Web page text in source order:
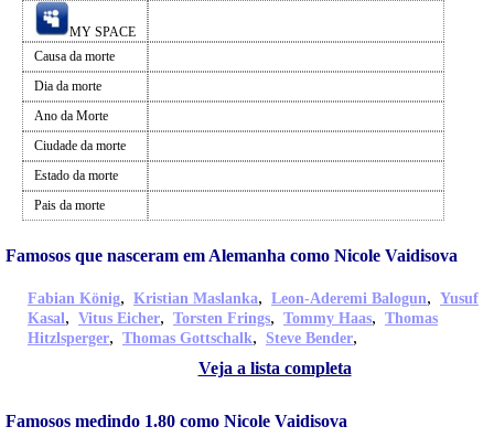
MY SPACE
Causa da morte
Dia da morte
Ano da Morte
Ciudade da morte
Estado da morte
Pais da morte
Famosos que nasceram em Alemanha como Nicole Vaidisova
Fabian König, Kristian Maslanka, Leon-Aderemi Balogun, Yusuf
Kasal, Vitus Eicher, Torsten Frings, Tommy Haas, Thomas
Hitzlsperger, Thomas Gottschalk, Steve Bender,
Veja a lista completa
Famosos medindo 1.80 como Nicole Vaidisova